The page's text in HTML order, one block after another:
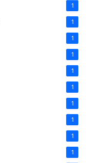
1
1
1
1
1
1
1
1
1
1